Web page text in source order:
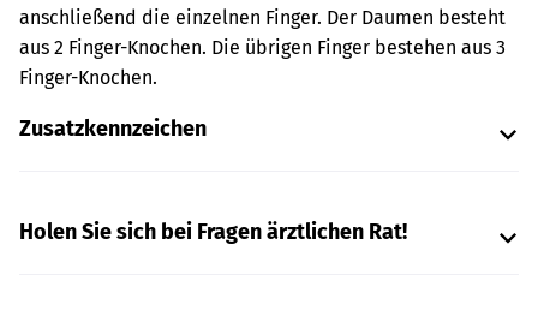
anschließend die einzelnen Finger. Der Daumen besteht
aus 2 Finger-Knochen. Die übrigen Finger bestehen aus 3
Finger-Knochen.
Zusatzkennzeichen
Holen Sie sich bei Fragen ärztlichen Rat!